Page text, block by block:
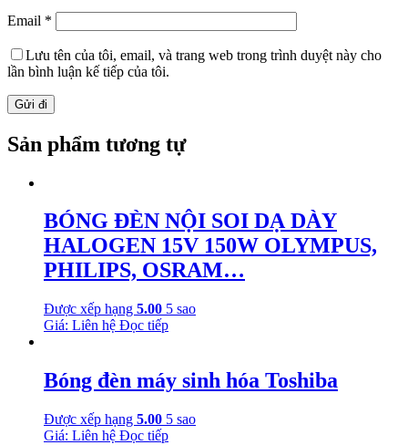
Email *
Lưu tên của tôi, email, và trang web trong trình duyệt này cho
lần bình luận kế tiếp của tôi.
Sản phẩm tương tự
BÓNG ĐÈN NỘI SOI DẠ DÀY
HALOGEN 15V 150W OLYMPUS,
PHILIPS, OSRAM…
Được xếp hạng 5.00 5 sao
Giá: Liên hệ Đọc tiếp
Bóng đèn máy sinh hóa Toshiba
Được xếp hạng 5.00 5 sao
Giá: Liên hệ Đọc tiếp